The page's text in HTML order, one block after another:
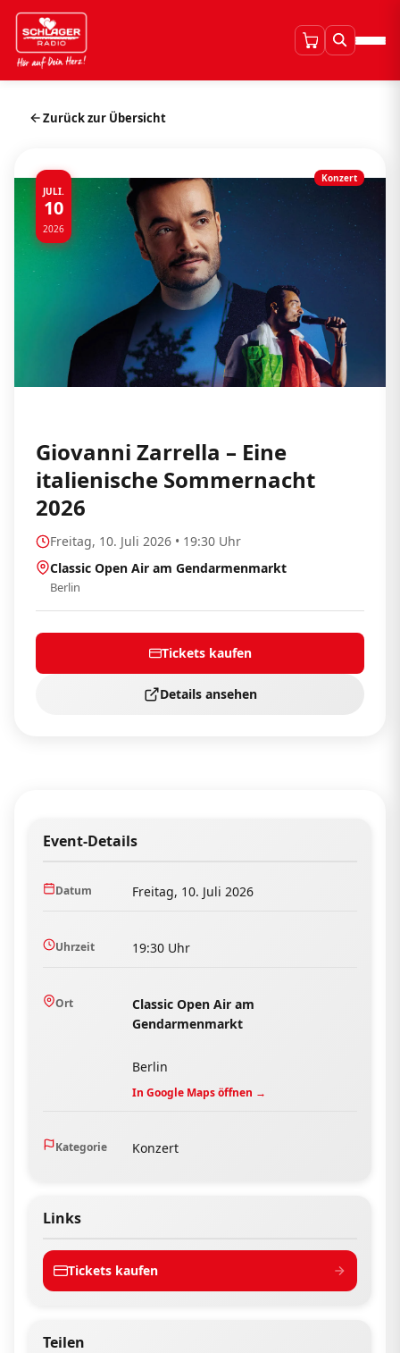
Zurück zur Übersicht
JULI.
10
2026
Konzert
Giovanni Zarrella – Eine
italienische Sommernacht
2026
Freitag, 10. Juli 2026 • 19:30 Uhr
Classic Open Air am Gendarmenmarkt
Berlin
Tickets kaufen
Details ansehen
Event-Details
Datum Freitag, 10. Juli 2026
Uhrzeit 19:30 Uhr
Ort
Classic Open Air am
Gendarmenmarkt
Berlin
In Google Maps öffnen →
Kategorie Konzert
Links
Tickets kaufen
Teilen